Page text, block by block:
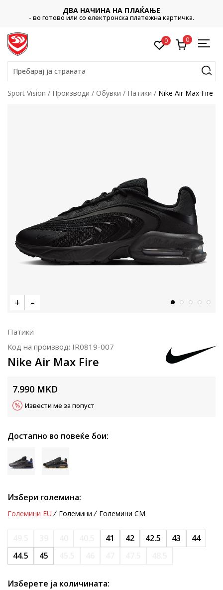
ДВА НАЧИНА НА ПЛАЌАЊЕ
- во готово или со електронска платежна картичка.
0 0
Пребарај ја страната
Sport Vision Производи Обувки Патики Nike Air Max Fire
Патики
Код на производ: IR0819-007
Nike Air Max Fire
7.990 MKD
Извести ме за попуст
Достапно во повеќе бои:
Избери големина:
Големини EU Големини Големини CM
41 42 42.5 43
44
44.5
45
Изберете ја количината: